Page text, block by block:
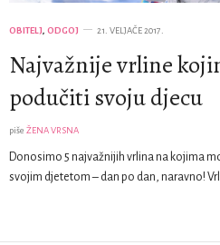
OBITELJ, ODGOJ 21. VELJAČE 2017.
Najvažnije vrline
podučiti svoju djecu
piše ŽENA VRSNA
Donosimo 5 najvažnijih vrlina na kojima
svojim djetetom – dan po dan, naravno!